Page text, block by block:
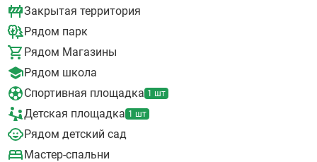
На территории проекта предусмотрена огороженная детская
площадка для детей разных возрастов с песочницей,
канатным комплексом и зоной для игр
Для любителей активного образа жизни будет спортивная
площадка с теннисным столом, турниками и тренажёрами
На территории ЖК предусмотрена удобная плоскостная
парковка для удобства автовладельцев
Входные группы на уровне земли.
Закрытая территория
Рядом парк
Рядом Магазины
Рядом школа
Спортивная площадка 1 шт
Детская площадка 1 шт
Рядом детский сад
Мастер-спальни